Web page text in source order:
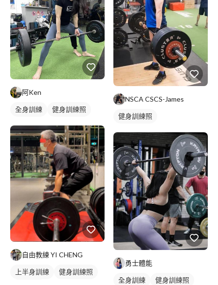
阿Ken
全身訓練 健身訓練照
自由教練 YI CHENG
上半身訓練
健身訓練照
NSCA CSCS-James
健身訓練照
勇士體能
全身訓練 健身訓練照